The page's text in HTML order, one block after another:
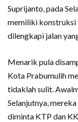
Suprijanto, pada
memiliki konstruksi
dilengkapi jalan
Menarik pula
Kota Prabumulih
tidaklah sulit.
Selanjutnya,
diminta KTP dan